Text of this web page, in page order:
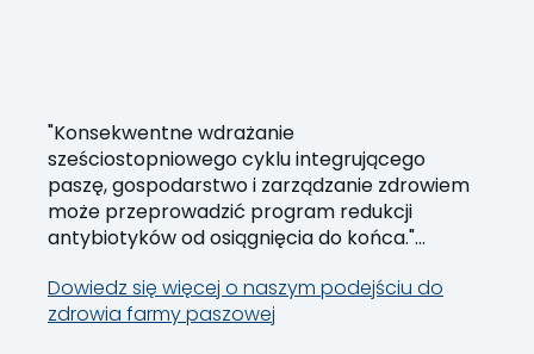
"Konsekwentne wdrażanie
sześciostopniowego cyklu integrującego
paszę, gospodarstwo i zarządzanie zdrowiem
może przeprowadzić program redukcji
antybiotyków od osiągnięcia do końca."
Zdrowia Drobiu
Dowiedz się więcej o naszym podejściu do
zdrowia farmy paszowej